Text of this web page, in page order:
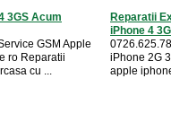
3GS Acum
GSM Apple
ro Reparatii
cu ...
Reparatii
iPhone 4
iPhone 2G
apple